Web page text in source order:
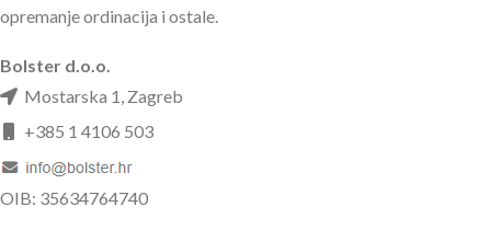
opremanje ordinacija i ostale.
Bolster d.o.o.
Mostarska 1, Zagreb
+385 1 4106 503
OIB: 35634764740